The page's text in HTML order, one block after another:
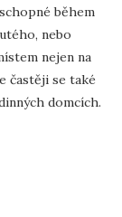
během
nebo
nejen na
častěji se také
domcích.